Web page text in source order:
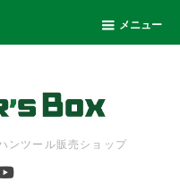
メニュー
ンツール販売ショップ